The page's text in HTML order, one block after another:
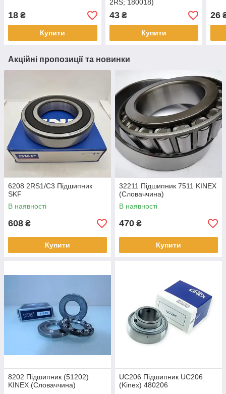
18 ₴
Купити
2RS; 180018)
43₴
Купити
26
Акційні пропозиції та новинки
6208 2RS1/С3 Підшипник
SKF
В наявності
608 ₴
Купити
32211 Підшипник 7511 KINEX
(Словаччина)
В наявності
470 ₴
Купити
8202 Підшипник (51202)
KINEX (Словаччина)
UC206 Підшипник UC206
(Kinex) 480206